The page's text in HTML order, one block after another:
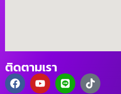
ติดตามเรา